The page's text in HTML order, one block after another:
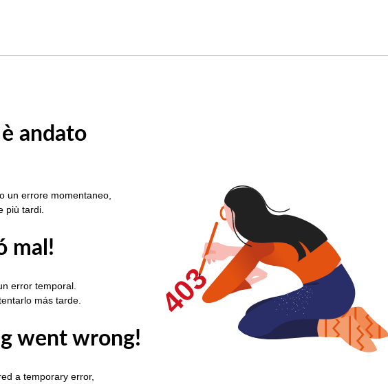
andato
un errore momentaneo,
più tardi.
mal!
error temporal.
más tarde.
went wrong!
a temporary error,
403